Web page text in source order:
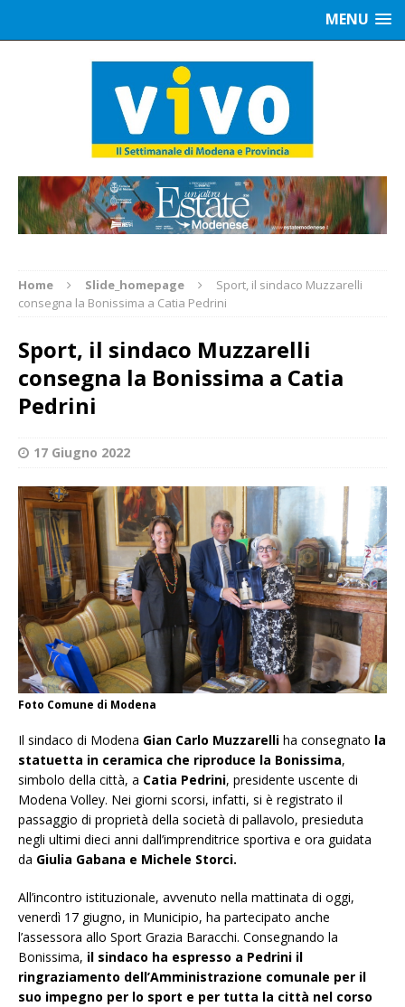
MENU
Home Slide_homepage
Sport, il sindaco Muzzarelli
consegna la Bonissima a Catia Pedrini
Sport, il sindaco Muzzarelli
consegna la Bonissima a Catia
Pedrini
17 Giugno 2022
Foto Comune di Modena
Il sindaco di Modena Gian Carlo Muzzarelli ha consegnato la
statuetta in ceramica che riproduce la Bonissima,
simbolo della città, a Catia Pedrini, presidente uscente di
Modena Volley. Nei giorni scorsi, infatti, si è registrato il
passaggio di proprietà della società di pallavolo, presieduta
negli ultimi dieci anni dall’imprenditrice sportiva e ora guidata
da Giulia Gabana e Michele Storci.
All’incontro istituzionale, avvenuto nella mattinata di oggi,
venerdì 17 giugno, in Municipio, ha partecipato anche
l’assessora allo Sport Grazia Baracchi. Consegnando la
Bonissima, il sindaco ha espresso a Pedrini il
ringraziamento dell’Amministrazione comunale per il
suo impegno per lo sport e per tutta la città nel corso